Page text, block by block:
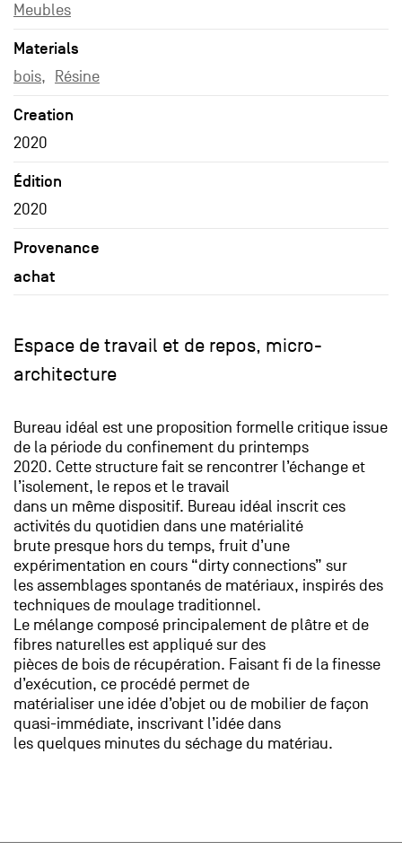
Meubles
Materials
bois Résine
Creation
2020
Édition
2020
Provenance
achat
Espace de travail et de repos, micro-
architecture
Bureau idéal est une proposition formelle critique issue
de la période du confinement du printemps
2020. Cette structure fait se rencontrer l’échange et
l’isolement, le repos et le travail
dans un même dispositif. Bureau idéal inscrit ces
activités du quotidien dans une matérialité
brute presque hors du temps, fruit d’une
expérimentation en cours “dirty connections” sur
les assemblages spontanés de matériaux, inspirés des
techniques de moulage traditionnel.
Le mélange composé principalement de plâtre et de
fibres naturelles est appliqué sur des
pièces de bois de récupération. Faisant fi de la finesse
d’exécution, ce procédé permet de
matérialiser une idée d’objet ou de mobilier de façon
quasi-immédiate, inscrivant l’idée dans
les quelques minutes du séchage du matériau.